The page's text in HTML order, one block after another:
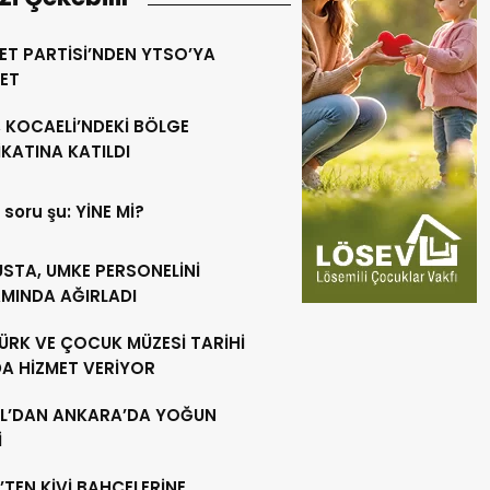
PARTİSİ’NDEN YTSO’YA
KOCAELİ’NDEKİ BÖLGE
KATILDI
şu: YİNE Mİ?
UMKE PERSONELİNİ
AĞIRLADI
VE ÇOCUK MÜZESİ TARİHİ
HİZMET VERİYOR
ANKARA’DA YOĞUN